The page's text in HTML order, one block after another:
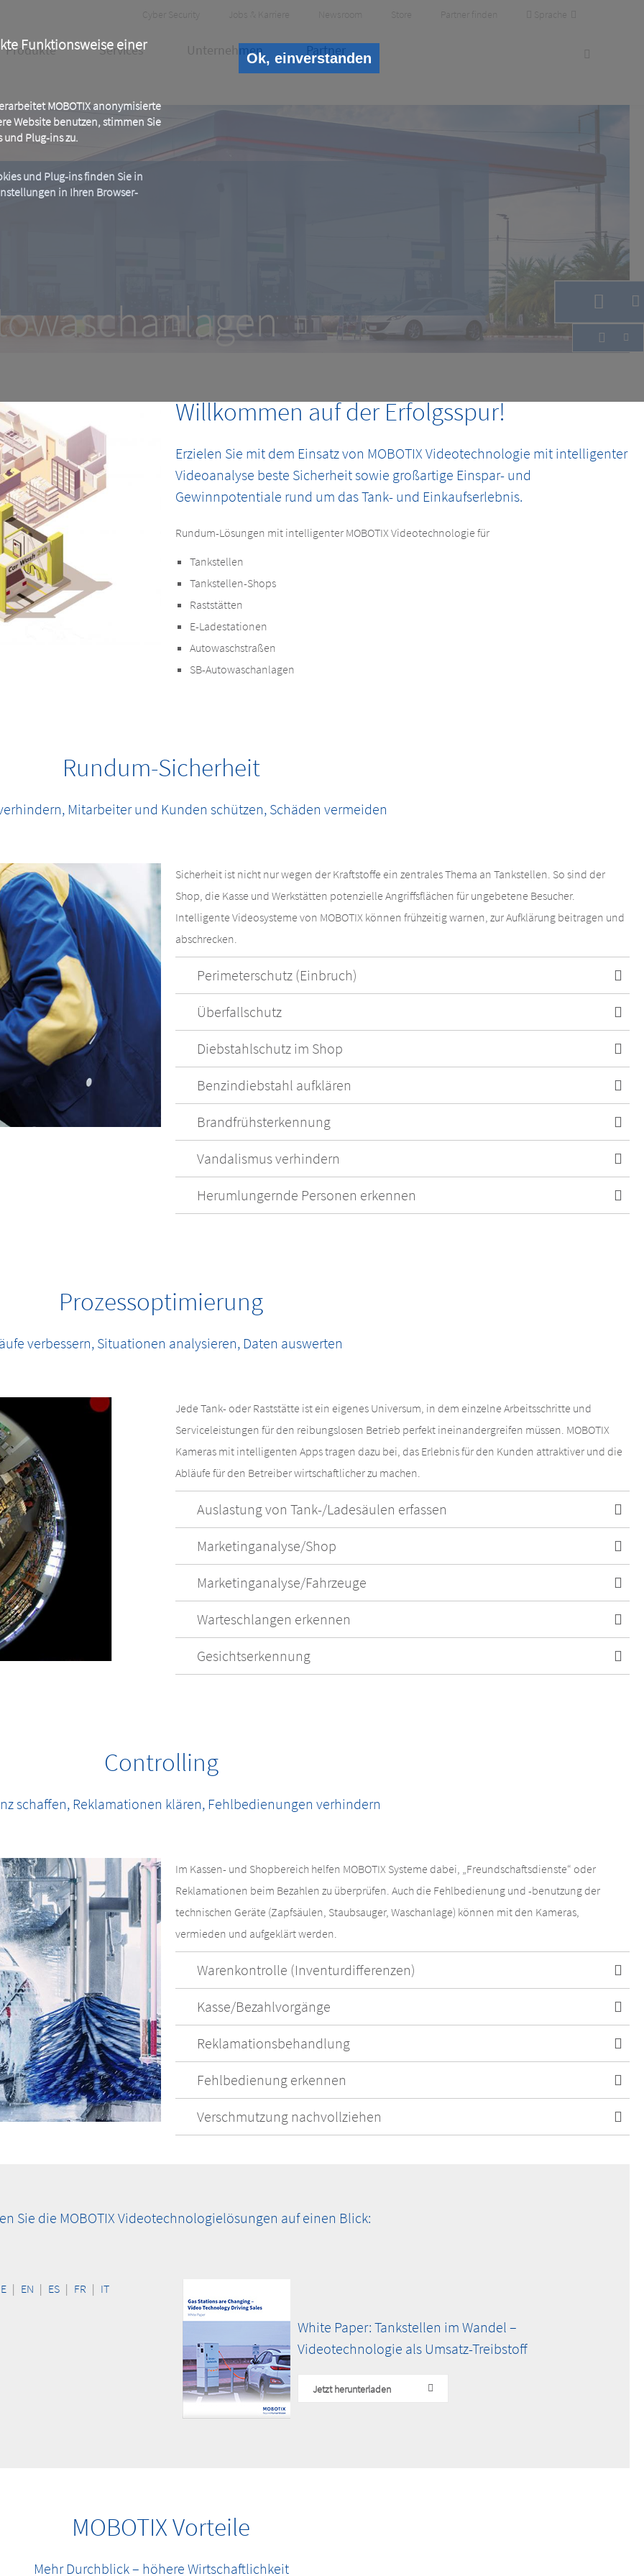
Funktionsweise einer
MOBOTIX anonymisierte
Website benutzen, stimmen Sie
Plug-ins zu.
und Plug-ins finden Sie in
in Ihren Browser-
Ok, einverstanden
Header
Meta
Cyber Security Jobs & Karriere Newsroom Store Partner finden Sprache
Produkte Services Unternehmen Partner
Willkommen auf der Erfolgsspur!
Erzielen Sie mit dem Einsatz von MOBOTIX Videotechnologie mit intelligenter
Videoanalyse beste Sicherheit sowie großartige Einspar- und
Gewinnpotentiale rund um das Tank- und Einkaufserlebnis.
Rundum-Lösungen mit intelligenter MOBOTIX Videotechnologie für
Tankstellen
Tankstellen-Shops
Raststätten
E-Ladestationen
Autowaschstraßen
SB-Autowaschanlagen
Rundum-Sicherheit
Mitarbeiter und Kunden schützen, Schäden vermeiden
Sicherheit ist nicht nur wegen der Kraftstoffe ein zentrales Thema an Tankstellen. So sind der
Shop, die Kasse und Werkstätten potenzielle Angriffsflächen für ungebetene Besucher.
Intelligente Videosysteme von MOBOTIX können frühzeitig warnen, zur Aufklärung beitragen und
abschrecken.
Perimeterschutz (Einbruch)
Überfallschutz
Diebstahlschutz im Shop
Benzindiebstahl aufklären
Brandfrühsterkennung
Vandalismus verhindern
Herumlungernde Personen erkennen
Prozessoptimierung
verbessern, Situationen analysieren, Daten auswerten
Jede Tank- oder Raststätte ist ein eigenes Universum, in dem einzelne Arbeitsschritte und
Serviceleistungen für den reibungslosen Betrieb perfekt ineinandergreifen müssen. MOBOTIX
Kameras mit intelligenten Apps tragen dazu bei, das Erlebnis für den Kunden attraktiver und die
Abläufe für den Betreiber wirtschaftlicher zu machen.
Auslastung von Tank-/Ladesäulen erfassen
Marketinganalyse/Shop
Marketinganalyse/Fahrzeuge
Warteschlangen erkennen
Gesichtserkennung
Controlling
schaffen, Reklamationen klären, Fehlbedienungen verhindern
Im Kassen- und Shopbereich helfen MOBOTIX Systeme dabei, „Freundschaftsdienste“ oder
Reklamationen beim Bezahlen zu überprüfen. Auch die Fehlbedienung und -benutzung der
technischen Geräte (Zapfsäulen, Staubsauger, Waschanlage) können mit den Kameras,
vermieden und aufgeklärt werden.
Warenkontrolle (Inventurdifferenzen)
Kasse/Bezahlvorgänge
Reklamationsbehandlung
Fehlbedienung erkennen
Verschmutzung nachvollziehen
Sie die MOBOTIX Videotechnologielösungen auf einen Blick:
| EN | ES | FR | IT
White Paper: Tankstellen im Wandel –
Videotechnologie als Umsatz-Treibstoff
Jetzt herunterladen
MOBOTIX Vorteile
Mehr Durchblick – höhere Wirtschaftlichkeit